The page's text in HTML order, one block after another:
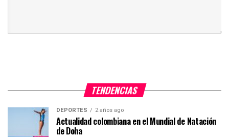
TENDENCIAS
DEPORTES 2 años ago
Actualidad colombiana en el Mundial de Natación
de Doha